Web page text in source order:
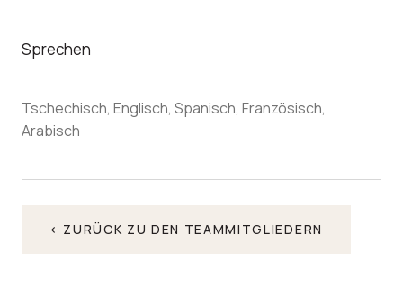
Sprechen
Tschechisch, Englisch, Spanisch, Französisch,
Arabisch
< ZURÜCK ZU DEN TEAMMITGLIEDERN